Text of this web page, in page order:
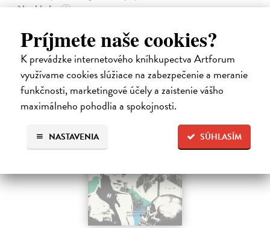
Príjmete naše cookies?
K prevádzke internetového kníhkupectva Artforum
využívame cookies slúžiace na zabezpečenie a meranie
funkčnosti, marketingové účely a zaistenie vášho
maximálneho pohodlia a spokojnosti.
SÚHLASÍM
NASTAVENIA
Na sklade ?
12,92 €
13,60 € ?
na sklade